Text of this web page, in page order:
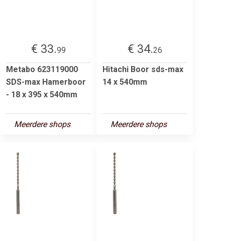
€ 33.99
Metabo 623119000
SDS-max Hamerboor
- 18 x 395 x 540mm
Meerdere shops
€ 34.26
Hitachi Boor sds-max
14 x 540mm
Meerdere shops